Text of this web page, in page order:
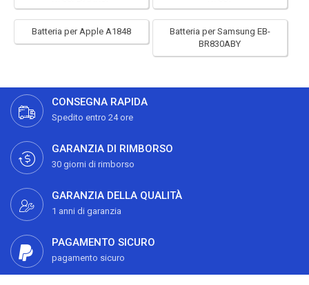
Batteria per Apple A1848
Batteria per Samsung EB-
BR830ABY
CONSEGNA RAPIDA
Spedito entro 24 ore
GARANZIA DI RIMBORSO
30 giorni di rimborso
GARANZIA DELLA QUALITÀ
1 anni di garanzia
PAGAMENTO SICURO
pagamento sicuro